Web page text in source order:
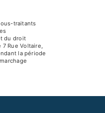
traitants
du droit
Rue Voltaire,
la période